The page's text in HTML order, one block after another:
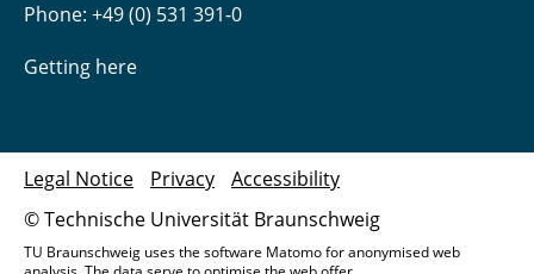
Phone: +49 (0) 531 391-0
Getting here
© Technische Universität Braunschweig
Legal Notice Privacy Accessibility
TU Braunschweig uses the software Matomo for anonymised web